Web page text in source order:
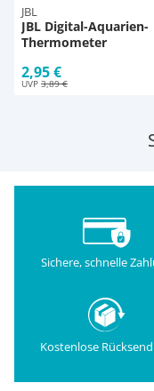
JBL
JBL Digital-Aquarien-
Thermometer
2,95 €
UVP 3,89 €
Sichere, schnelle
Kostenlose